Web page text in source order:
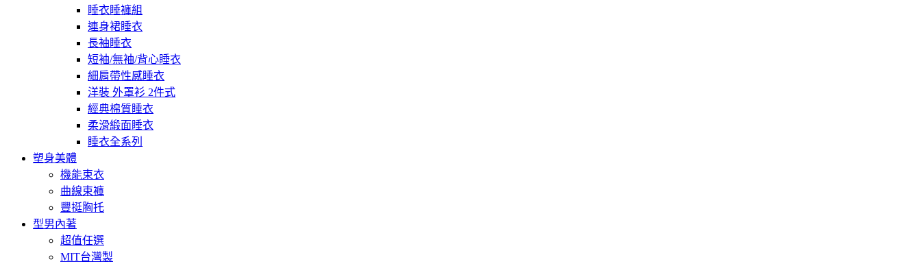
睡衣睡褲組
連身裙睡衣
長袖睡衣
短袖/無袖/背心睡衣
細肩帶性感睡衣
洋裝 外罩衫 2件式
經典棉質睡衣
柔滑緞面睡衣
睡衣全系列
塑身美體
機能束衣
曲線束褲
豐挺胸托
型男內著
超值任選
MIT台灣製